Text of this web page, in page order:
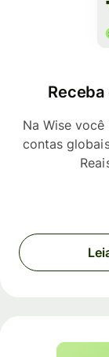
Na Wise
contas